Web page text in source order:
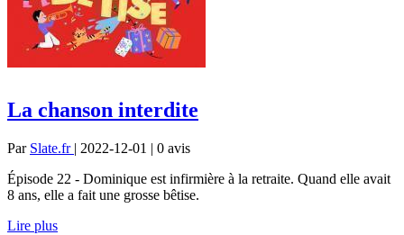
La chanson interdite
Par Slate.fr | 2022-12-01 | 0 avis
Épisode 22 - Dominique est infirmière à la retraite. Quand elle avait
8 ans, elle a fait une grosse bêtise.
Lire plus